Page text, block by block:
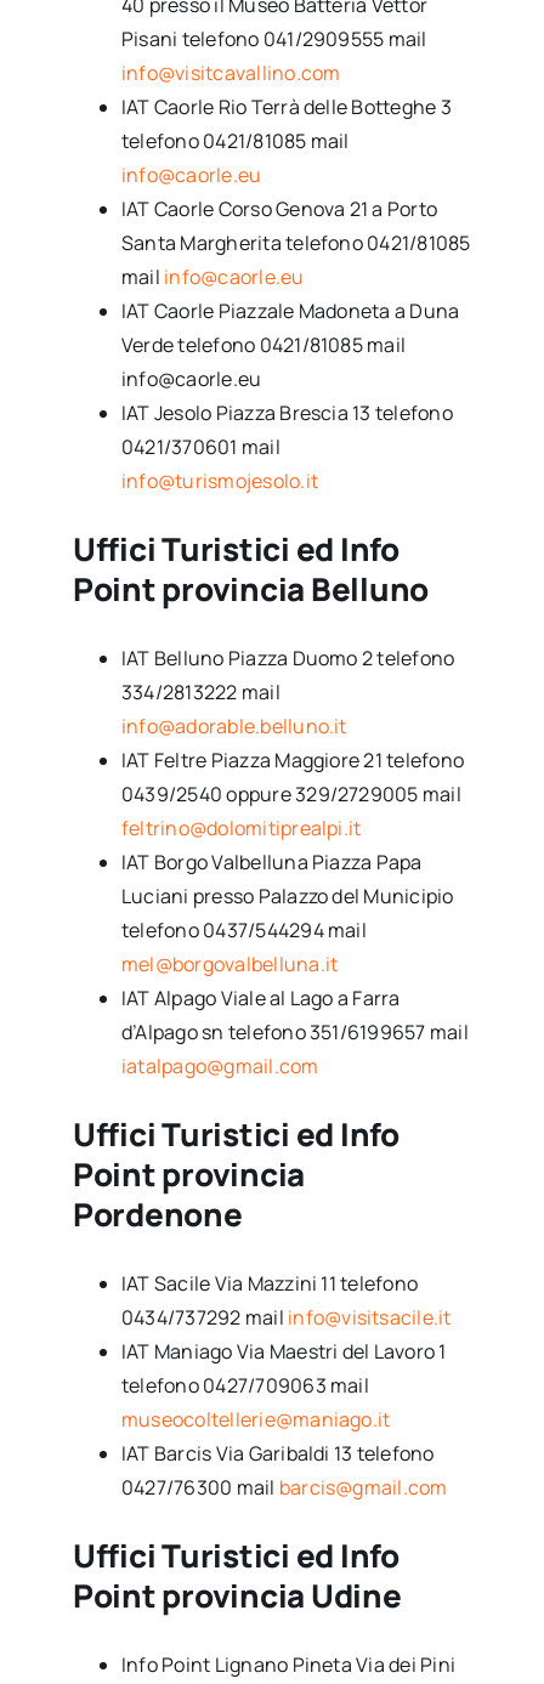
Pisani telefono 041/2909555 mail
info@visitcavallino.com
IAT Caorle Rio Terrà delle Botteghe 3
telefono 0421/81085 mail
info@caorle.eu
IAT Caorle Corso Genova 21 a Porto
Santa Margherita telefono 0421/81085
mail info@caorle.eu
IAT Caorle Piazzale Madoneta a Duna
Verde telefono 0421/81085 mail
info@caorle.eu
IAT Jesolo Piazza Brescia 13 telefono
0421/370601 mail
info@turismojesolo.it
Uffici Turistici ed Info
Point provincia Belluno
IAT Belluno Piazza Duomo 2 telefono
334/2813222 mail
info@adorable.belluno.it
IAT Feltre Piazza Maggiore 21 telefono
0439/2540 oppure 329/2729005 mail
feltrino@dolomitiprealpi.it
IAT Borgo Valbelluna Piazza Papa
Luciani presso Palazzo del Municipio
telefono 0437/544294 mail
mel@borgovalbelluna.it
IAT Alpago Viale al Lago a Farra
d’Alpago sn telefono 351/6199657 mail
iatalpago@gmail.com
Uffici Turistici ed Info
Point provincia
Pordenone
IAT Sacile Via Mazzini 11 telefono
0434/737292 mail info@visitsacile.it
IAT Maniago Via Maestri del Lavoro 1
telefono 0427/709063 mail
museocoltellerie@maniago.it
IAT Barcis Via Garibaldi 13 telefono
0427/76300 mail barcis@gmail.com
Uffici Turistici ed Info
Point provincia Udine
Info Point Lignano Pineta Via dei Pini